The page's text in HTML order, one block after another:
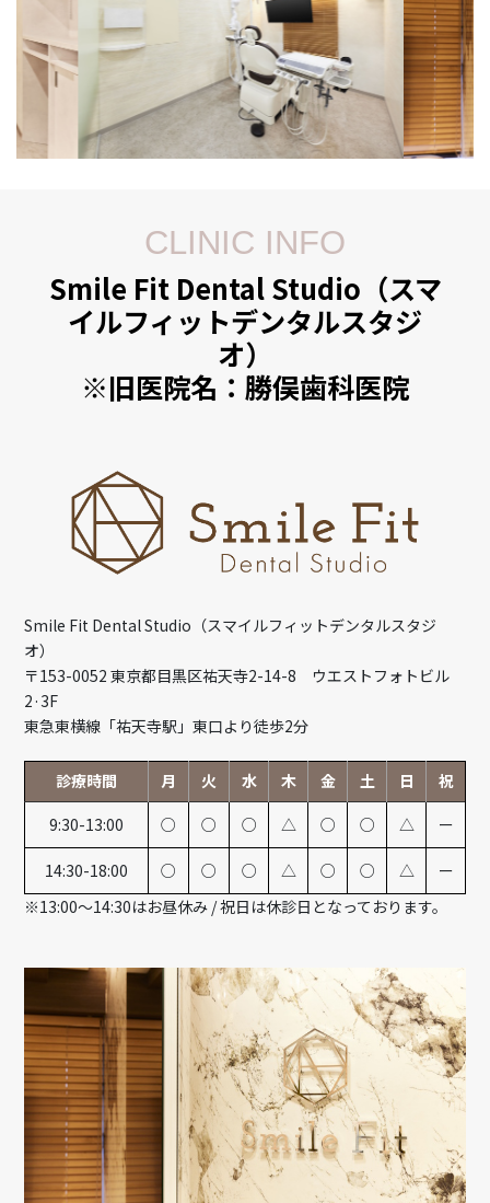
CLINIC INFO
Smile Fit Dental Studio（スマ
イルフィットデンタルスタジ
オ）
※旧医院名：勝俣歯科医院
Smile Fit Dental Studio（スマイルフィットデンタルスタジ
オ）
〒153-0052 東京都目黒区祐天寺2-14-8 ウエストフォトビル
2·3F
東急東横線「祐天寺駅」東口より徒歩2分
診療時間 月 火 水 木 金 土 日
祝
9:30-13:00
○ ○ ○ △ ○ ○ △ ー
14:30-18:00 ○ ○ ○ △ ○ ○ △
ー
※13:00～14:30はお昼休み / 祝日は休診日となっております。